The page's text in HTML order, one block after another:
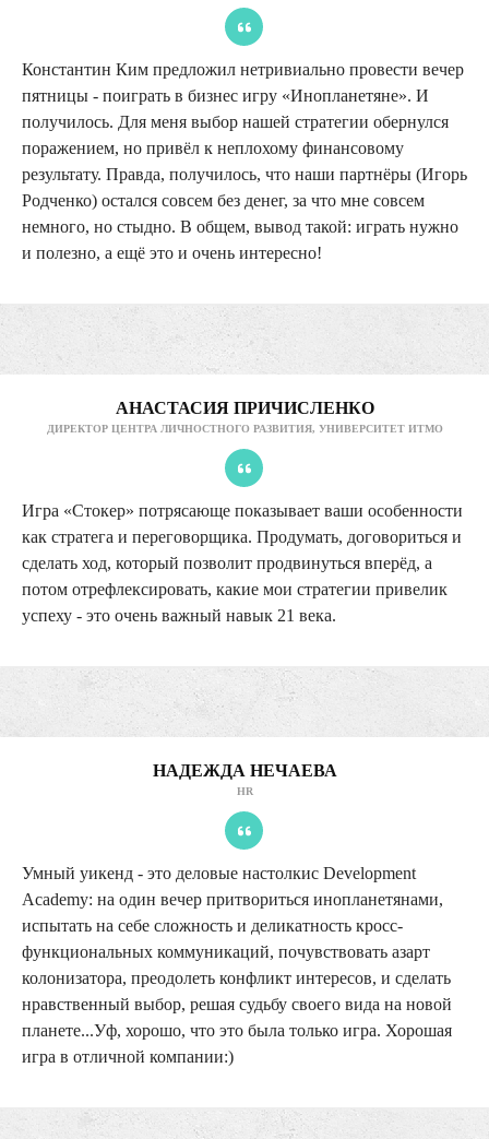
Константин Ким предложил нетривиально провести вечер
пятницы - поиграть в бизнес игру «Инопланетяне». И
получилось. Для меня выбор нашей стратегии обернулся
поражением, но привёл к неплохому финансовому
результату. Правда, получилось, что наши партнёры (Игорь
Родченко) остался совсем без денег, за что мне совсем
немного, но стыдно. В общем, вывод такой: играть нужно
и полезно, а ещё это и очень интересно!
АНАСТАСИЯ ПРИЧИСЛЕНКО
ДИРЕКТОР ЦЕНТРА ЛИЧНОСТНОГО РАЗВИТИЯ, УНИВЕРСИТЕТ ИТМО
Игра «Стокер» потрясающе показывает ваши особенности
как стратега и переговорщика. Продумать, договориться и
сделать ход, который позволит продвинуться вперёд, а
потом отрефлексировать, какие мои стратегии привелик
успеху - это очень важный навык 21 века.
НАДЕЖДА НЕЧАЕВА
HR
Умный уикенд - это деловые настолкис Development
Academy: на один вечер притвориться инопланетянами,
испытать на себе сложность и деликатность кросс-
функциональных коммуникаций, почувствовать азарт
колонизатора, преодолеть конфликт интересов, и сделать
нравственный выбор, решая судьбу своего вида на новой
планете...Уф, хорошо, что это была только игра. Хорошая
игра в отличной компании:)